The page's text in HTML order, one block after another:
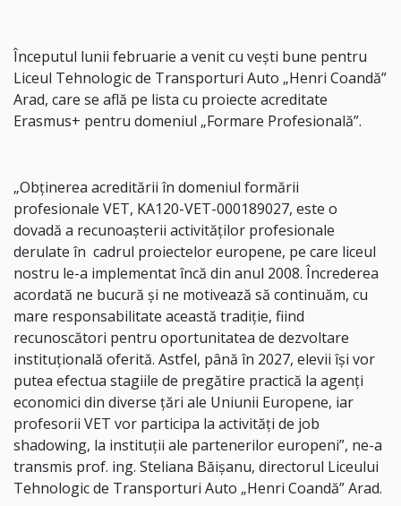
Începutul lunii februarie a venit cu vești bune pentru
Liceul Tehnologic de Transporturi Auto „Henri Coandă”
Arad, care se află pe lista cu proiecte acreditate
Erasmus+ pentru domeniul „Formare Profesională”.
„Obținerea acreditării în domeniul formării
profesionale VET, KA120-VET-000189027, este o
dovadă a recunoașterii activităților profesionale
derulate în cadrul proiectelor europene, pe care liceul
nostru le-a implementat încă din anul 2008. Încrederea
acordată ne bucură și ne motivează să continuăm, cu
mare responsabilitate această tradiție, fiind
recunoscători pentru oportunitatea de dezvoltare
instituțională oferită. Astfel, până în 2027, elevii își vor
putea efectua stagiile de pregătire practică la agenți
economici din diverse țări ale Uniunii Europene, iar
profesorii VET vor participa la activități de job
shadowing, la instituții ale partenerilor europeni”, ne-a
transmis prof. ing. Steliana Băișanu, directorul Liceului
Tehnologic de Transporturi Auto „Henri Coandă” Arad.